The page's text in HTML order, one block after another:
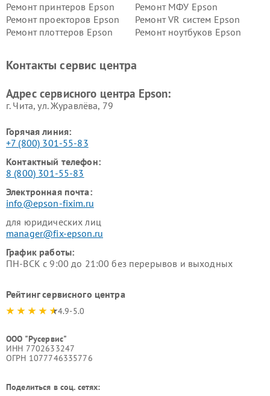
Ремонт принтеров Epson
Ремонт МФУ Epson
Ремонт проекторов Epson
Ремонт VR систем Epson
Ремонт плоттеров Epson
Ремонт ноутбуков Epson
Контакты сервис центра
Адрес сервисного центра Epson:
г. Чита, ул. Журавлёва, 79
Горячая линия:
+7 (800) 301-55-83
Контактный телефон:
8 (800) 301-55-83
Электронная почта:
info@epson-fixim.ru
для юридических лиц
manager@fix-epson.ru
График работы:
ПН-ВСК с 9:00 до 21:00 без перерывов и выходных
Рейтинг сервисного центра
4.9-5.0
ООО "Русервис"
ИНН 7702633247
ОГРН 1077746335776
Поделиться в соц. сетях: